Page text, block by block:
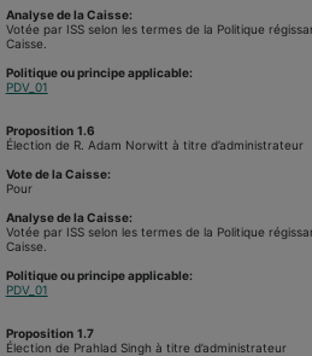
Analyse de la Caisse:
Votée par ISS selon les termes de la Politique
Caisse.
Politique ou principe applicable:
PDV_01
Proposition 1.6
Élection de R. Adam Norwitt à titre d’administrateur
Vote de la Caisse:
Pour
Analyse de la Caisse:
Votée par ISS selon les termes de la Politique
Caisse.
Politique ou principe applicable:
PDV_01
Proposition 1.7
Élection de Prahlad Singh à titre d’administrateur